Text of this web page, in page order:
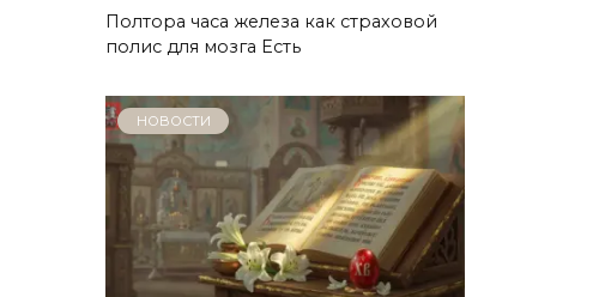
Полтора часа железа как страховой
полис для мозга Есть
НОВОСТИ